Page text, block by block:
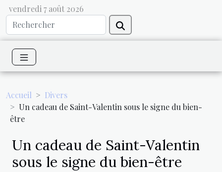
vendredi 7 août 2026
Accueil
Divers
Un cadeau de Saint-Valentin sous le signe du bien-
être
Un cadeau de Saint-Valentin
sous le signe du bien-être